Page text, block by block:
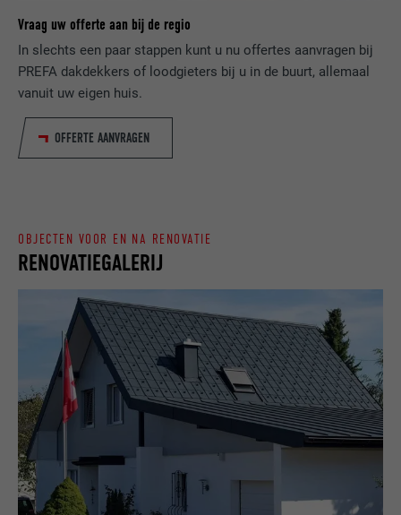
Vraag uw offerte aan bij de regio
In slechts een paar stappen kunt u nu offertes aanvragen bij
PREFA dakdekkers of loodgieters bij u in de buurt, allemaal
vanuit uw eigen huis.
OFFERTE AANVRAGEN
RENOVATIEGALERIJ
OBJECTEN VOOR EN NA RENOVATIE
DOEL
website door de bezoeker.
NAAM _gaexp
AANBIEDER Google Optimize
DOEL
controleren of de browser het plaatsen
van cookies toestaat. Bevat geen
identificatiekenmerken.
VERVALTIJD Sessie
DOEL
Slaat de door de gebruiker geselecteerde
taalversie van een website op.
NAAM lang
Ingesteld door LinkedIn wanneer een
bevat.
NAAM bcookie
AANBIEDER LinkedIn
2 jaar
DOEL
Gebruikt door de socialnetworking-dienst
LinkedIn voor het volgen van het gebruik